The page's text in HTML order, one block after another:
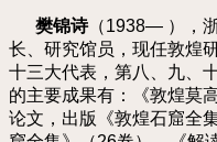
樊锦诗（1938— ），
长、研究馆员，现任敦煌
十三大代表，第八、九、
的主要成果有：《敦煌莫
论文，出版《敦煌石窟全